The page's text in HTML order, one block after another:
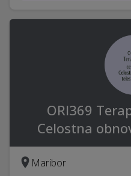
ORI369
Celostna
Maribor